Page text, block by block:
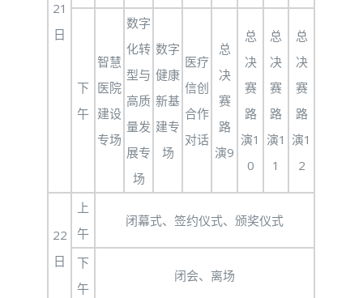
21
日
下
午
智慧
医院
建设
专场
数字
化转
型与
高质
量发
展专
场
数字
健康
新基
建专
场
医疗
信创
合作
对话
总
决
赛
路
演9
总
决
赛
路
演1
0
总
决
赛
路
演1
1
总
决
赛
路
演1
2
22
日
上
午
闭幕式、签约仪式、颁奖仪式
下
午
闭会、离场